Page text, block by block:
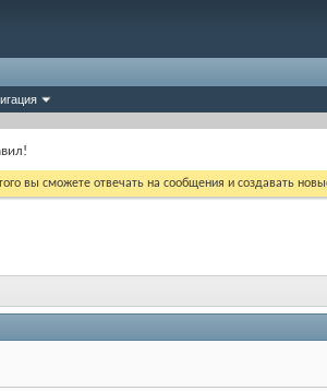
вы сможете отвечать на сообщения и создавать